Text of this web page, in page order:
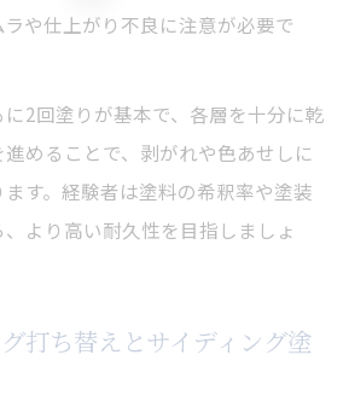
や仕上がり不良に注意が必要で
2回塗りが基本で、各層を十分に乾
めることで、剥がれや色あせしに
す。経験者は塗料の希釈率や塗装
より高い耐久性を目指しましょ
打ち替えとサイディング塗